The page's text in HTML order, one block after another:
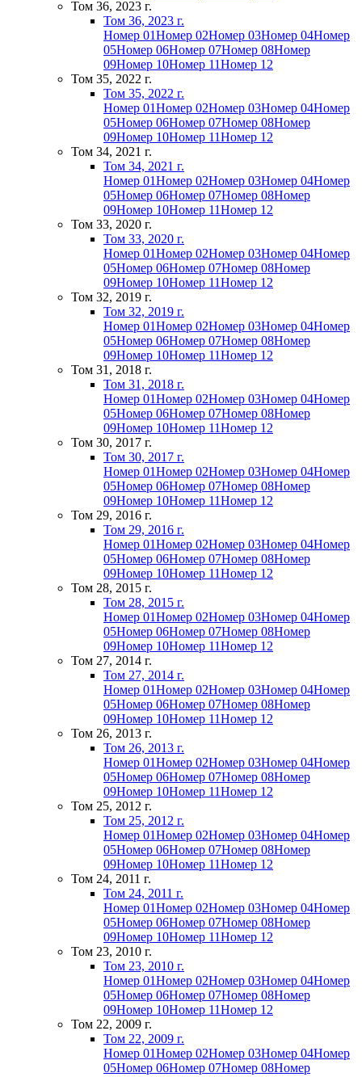
Том 36, 2023 г.
Том 36, 2023 г.
Номер 01Номер 02Номер 03Номер 04Номер
05Номер 06Номер 07Номер 08Номер
09Номер 10Номер 11Номер 12
Том 35, 2022 г.
Том 35, 2022 г.
Номер 01Номер 02Номер 03Номер 04Номер
05Номер 06Номер 07Номер 08Номер
09Номер 10Номер 11Номер 12
Том 34, 2021 г.
Том 34, 2021 г.
Номер 01Номер 02Номер 03Номер 04Номер
05Номер 06Номер 07Номер 08Номер
09Номер 10Номер 11Номер 12
Том 33, 2020 г.
Том 33, 2020 г.
Номер 01Номер 02Номер 03Номер 04Номер
05Номер 06Номер 07Номер 08Номер
09Номер 10Номер 11Номер 12
Том 32, 2019 г.
Том 32, 2019 г.
Номер 01Номер 02Номер 03Номер 04Номер
05Номер 06Номер 07Номер 08Номер
09Номер 10Номер 11Номер 12
Том 31, 2018 г.
Том 31, 2018 г.
Номер 01Номер 02Номер 03Номер 04Номер
05Номер 06Номер 07Номер 08Номер
09Номер 10Номер 11Номер 12
Том 30, 2017 г.
Том 30, 2017 г.
Номер 01Номер 02Номер 03Номер 04Номер
05Номер 06Номер 07Номер 08Номер
09Номер 10Номер 11Номер 12
Том 29, 2016 г.
Том 29, 2016 г.
Номер 01Номер 02Номер 03Номер 04Номер
05Номер 06Номер 07Номер 08Номер
09Номер 10Номер 11Номер 12
Том 28, 2015 г.
Том 28, 2015 г.
Номер 01Номер 02Номер 03Номер 04Номер
05Номер 06Номер 07Номер 08Номер
09Номер 10Номер 11Номер 12
Том 27, 2014 г.
Том 27, 2014 г.
Номер 01Номер 02Номер 03Номер 04Номер
05Номер 06Номер 07Номер 08Номер
09Номер 10Номер 11Номер 12
Том 26, 2013 г.
Том 26, 2013 г.
Номер 01Номер 02Номер 03Номер 04Номер
05Номер 06Номер 07Номер 08Номер
09Номер 10Номер 11Номер 12
Том 25, 2012 г.
Том 25, 2012 г.
Номер 01Номер 02Номер 03Номер 04Номер
05Номер 06Номер 07Номер 08Номер
09Номер 10Номер 11Номер 12
Том 24, 2011 г.
Том 24, 2011 г.
Номер 01Номер 02Номер 03Номер 04Номер
05Номер 06Номер 07Номер 08Номер
09Номер 10Номер 11Номер 12
Том 23, 2010 г.
Том 23, 2010 г.
Номер 01Номер 02Номер 03Номер 04Номер
05Номер 06Номер 07Номер 08Номер
09Номер 10Номер 11Номер 12
Том 22, 2009 г.
Том 22, 2009 г.
Номер 01Номер 02Номер 03Номер 04Номер
05Номер 06Номер 07Номер 08Номер